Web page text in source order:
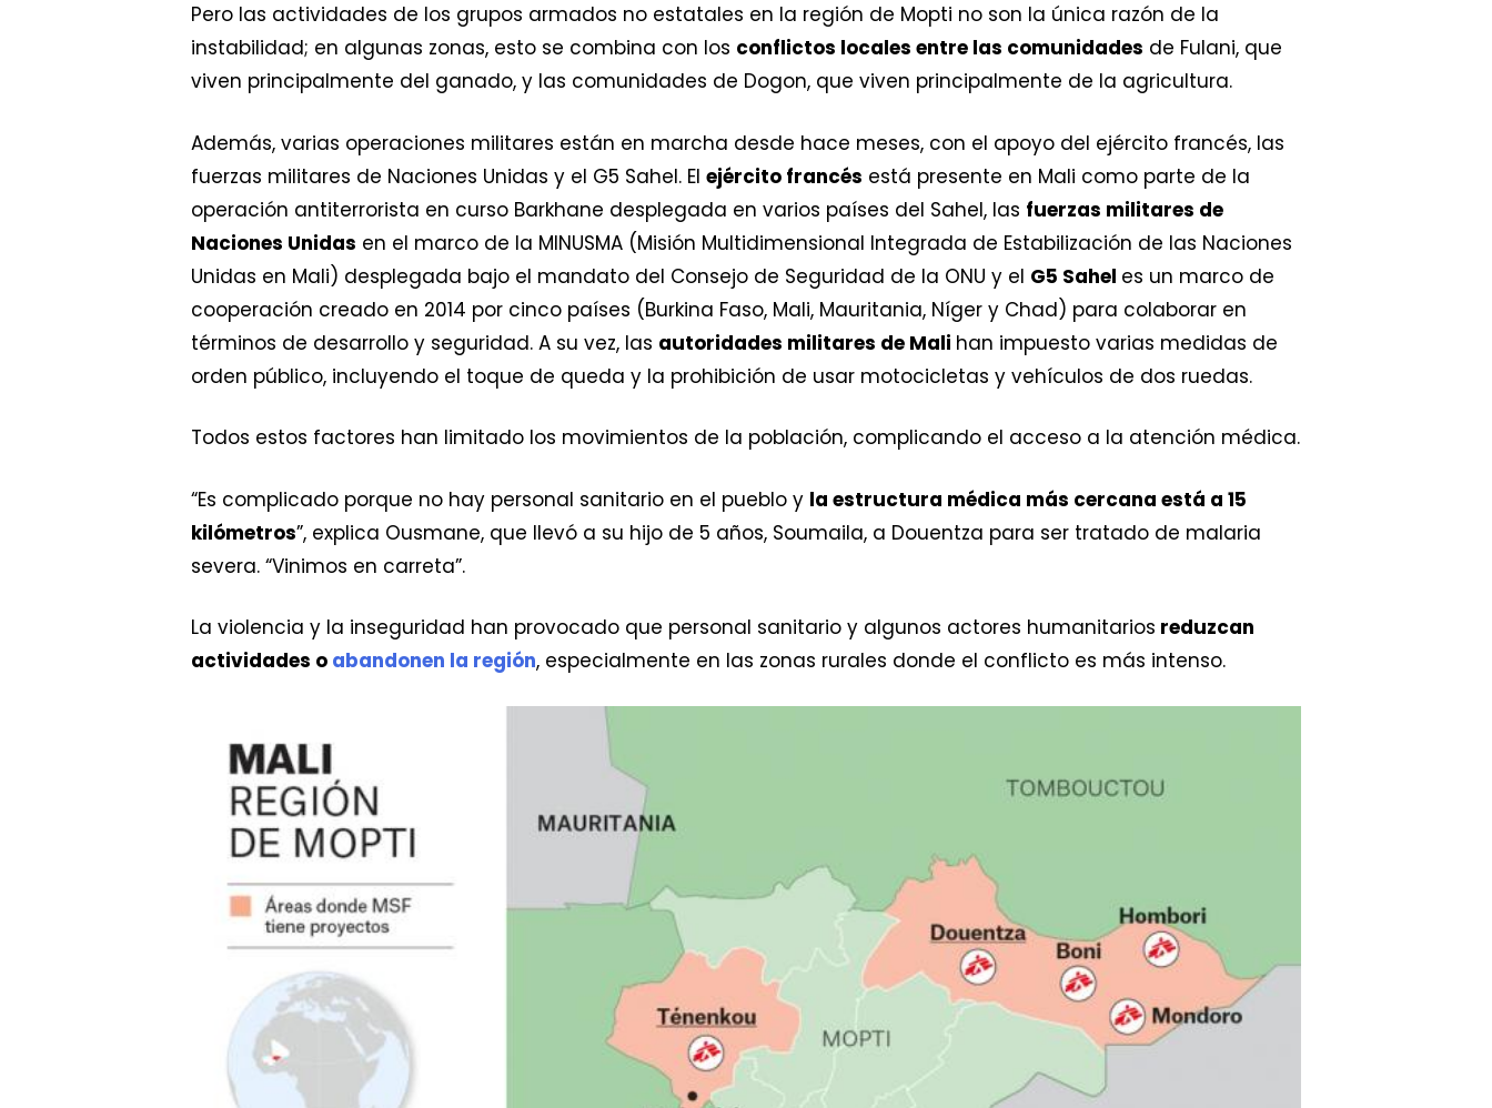
Pero las actividades de los grupos armados no estatales en la región de Mopti no son la única razón de la
instabilidad; en algunas zonas, esto se combina con los conflictos locales entre las comunidades de Fulani, que
viven principalmente del ganado, y las comunidades de Dogon, que viven principalmente de la agricultura.
Además, varias operaciones militares están en marcha desde hace meses, con el apoyo del ejército francés, las
fuerzas militares de Naciones Unidas y el G5 Sahel. El ejército francés está presente en Mali como parte de la
operación antiterrorista en curso Barkhane desplegada en varios países del Sahel, las fuerzas militares de
Naciones Unidas en el marco de la MINUSMA (Misión Multidimensional Integrada de Estabilización de las Naciones
Unidas en Mali) desplegada bajo el mandato del Consejo de Seguridad de la ONU y el G5 Sahel es un marco de
cooperación creado en 2014 por cinco países (Burkina Faso, Mali, Mauritania, Níger y Chad) para colaborar en
términos de desarrollo y seguridad. A su vez, las autoridades militares de Mali han impuesto varias medidas de
orden público, incluyendo el toque de queda y la prohibición de usar motocicletas y vehículos de dos ruedas.
Todos estos factores han limitado los movimientos de la población, complicando el acceso a la atención médica.
“Es complicado porque no hay personal sanitario en el pueblo y la estructura médica más cercana está a 15
kilómetros”, explica Ousmane, que llevó a su hijo de 5 años, Soumaila, a Douentza para ser tratado de malaria
severa. “Vinimos en carreta”.
La violencia y la inseguridad han provocado que personal sanitario y algunos actores humanitarios reduzcan
actividades o abandonen la región, especialmente en las zonas rurales donde el conflicto es más intenso.